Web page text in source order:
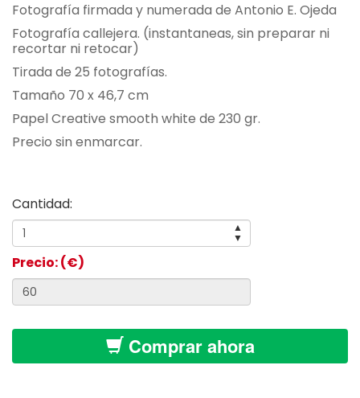
Fotografía firmada y numerada de Antonio E. Ojeda
Fotografía callejera. (instantaneas, sin preparar ni
recortar ni retocar)
Tirada de 25 fotografías.
Tamaño 70 x 46,7 cm
Papel Creative smooth white de 230 gr.
Precio sin enmarcar.
Cantidad:
▲
▼
Precio: (€)
Comprar ahora